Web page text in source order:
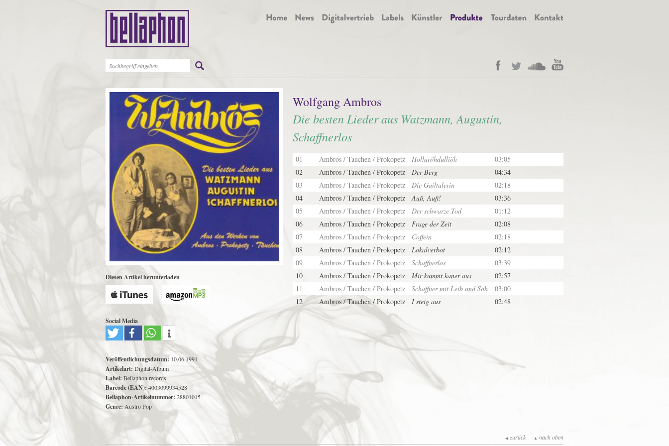
Diesen Artikel herunterladen
Social Media
Veröffentlichungsdatum: 10.06.1991
Artikelart: Digital-Album
Label: Bellaphon records
Barcode (EAN): 4003099934528
Bellaphon-Artikelnummer: 28801015
Genre: Austro Pop
Wolfgang Ambros
Die besten Lieder aus Watzmann, Augustin,
Schaffnerlos
01 Ambros / Tauchen / Prokopetz Hollaröhdulliöh
03:05
02
Ambros / Tauchen / Prokopetz Der Berg
04:34
03
Ambros / Tauchen / Prokopetz Die Gailtalerin
02:18
04
Ambros / Tauchen / Prokopetz Aufi, Aufi!
03:36
05
Ambros / Tauchen / Prokopetz Der schwarze Tod
01:12
06
Ambros / Tauchen / Prokopetz Frage der Zeit
02:08
07
Ambros / Tauchen / Prokopetz Coffein
02:18
08
Ambros / Tauchen / Prokopetz Lokalverbot
02:12
09
Ambros / Tauchen / Prokopetz Schaffnerlos
03:39
10
Ambros / Tauchen / Prokopetz Mir kummt kaner aus
02:57
11
Ambros / Tauchen / Prokopetz Schaffner mit Leib und Söh
03:00
12
Ambros / Tauchen / Prokopetz I steig aus 02:48
◀ zurück ▲ nach oben